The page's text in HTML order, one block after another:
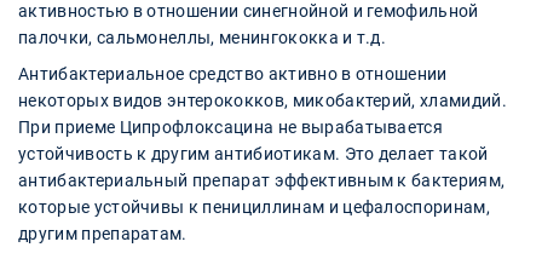
активностью в отношении синегнойной и гемофильной
палочки, сальмонеллы, менингококка и т.д.
Антибактериальное средство активно в отношении
некоторых видов энтерококков, микобактерий, хламидий.
При приеме Ципрофлоксацина не вырабатывается
устойчивость к другим антибиотикам. Это делает такой
антибактериальный препарат эффективным к бактериям,
которые устойчивы к пенициллинам и цефалоспоринам,
другим препаратам.